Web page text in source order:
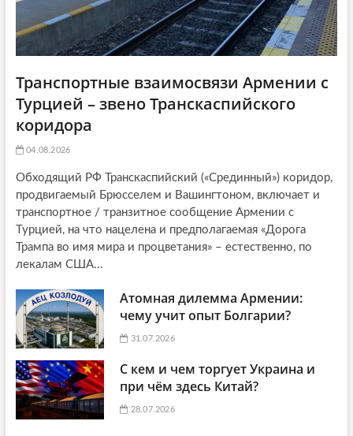
Транспортные взаимосвязи Армении с
Турцией – звено Транскаспийского
коридора
04.08.2026
Обходящий РФ Транскаспийский («Срединный») коридор,
продвигаемый Брюсселем и Вашингтоном, включает и
транспортное / транзитное сообщение Армении с
Турцией, на что нацелена и предполагаемая «Дорога
Трампа во имя мира и процветания» – естественно, по
лекалам США...
Атомная дилемма Армении:
чему учит опыт Болгарии?
31.07.2026
С кем и чем торгует Украина и
при чём здесь Китай?
28.07.2026